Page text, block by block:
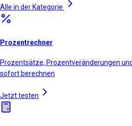
Alle in der Kategorie
Prozentrechner
Prozentsätze, Prozentveränderungen
sofort berechnen
Jetzt testen